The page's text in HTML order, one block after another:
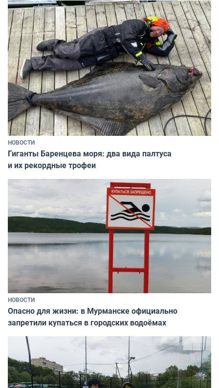
НОВОСТИ
Гиганты Баренцева моря: два вида палтуса
и их рекордные трофеи
НОВОСТИ
Опасно для жизни: в Мурманске официально
запретили купаться в городских водоёмах